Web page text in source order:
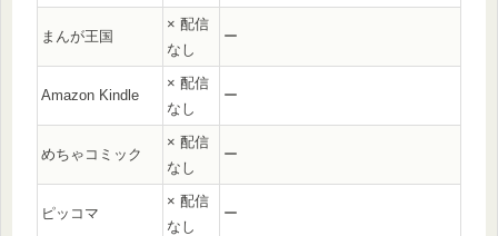
まんが王国
× 配信
なし
ー
Amazon Kindle
× 配信
なし
ー
めちゃコミック
× 配信
なし
ー
ピッコマ
× 配信
なし
ー